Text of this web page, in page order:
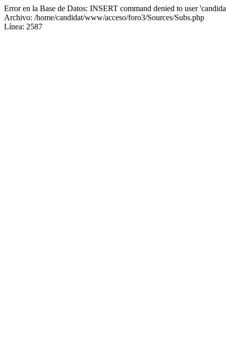
Error en la Base de Datos: INSERT command denied to user
Archivo: /home/candidat/www/acceso/foro3/Sources/Subs.php
Línea: 2587